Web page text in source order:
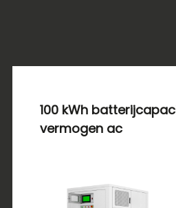
100 kWh
vermogen ac